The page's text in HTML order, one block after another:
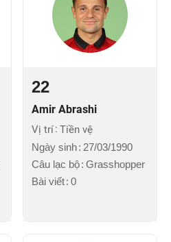
22
Amir Abrashi
Vị trí Tiền vệ
Ngày sinh 27/03/1990
Câu lạc bộ Grasshopper
Bài viết 0